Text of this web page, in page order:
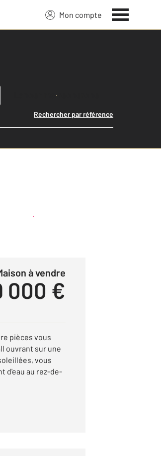
Mon compte
Lancer ma recherche
Rechercher par référence
Créer une alerte
Maison à vendre
000 €
pièces vous
ouvrant sur une
vous
d'eau au rez-de-